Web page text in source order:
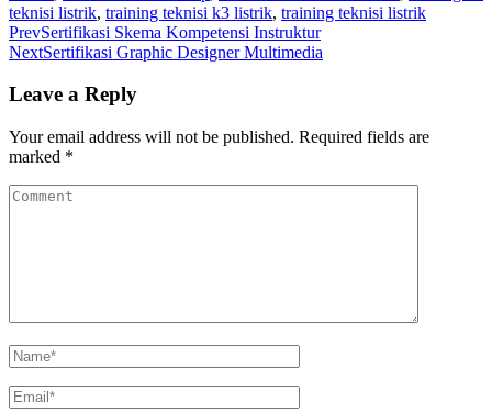
teknisi listrik, training teknisi k3 listrik, training teknisi listrik
PrevSertifikasi Skema Kompetensi Instruktur
NextSertifikasi Graphic Designer Multimedia
Leave a Reply
Your email address will not be published. Required fields are
marked *